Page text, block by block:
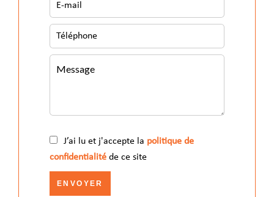
J’ai lu et j'accepte la politique de
confidentialité de ce site
ENVOYER